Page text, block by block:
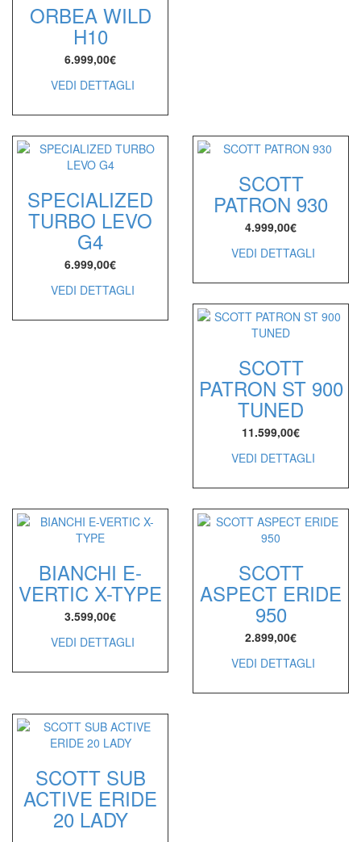
ORBEA WILD
H10
6.999,00€
VEDI DETTAGLI
SPECIALIZED
TURBO LEVO
G4
6.999,00€
VEDI DETTAGLI
SCOTT
PATRON 930
4.999,00€
VEDI DETTAGLI
SCOTT
PATRON ST 900
TUNED
11.599,00€
VEDI DETTAGLI
BIANCHI E-
VERTIC X-TYPE
3.599,00€
VEDI DETTAGLI
SCOTT
ASPECT ERIDE
950
2.899,00€
VEDI DETTAGLI
SCOTT SUB
ACTIVE ERIDE
20 LADY